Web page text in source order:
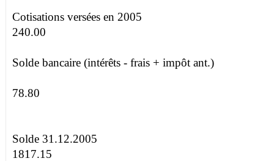
Cotisations versées en 2005
240.00
Solde bancaire (intérêts - frais + impôt ant.)
78.80
Solde 31.12.2005
1817.15